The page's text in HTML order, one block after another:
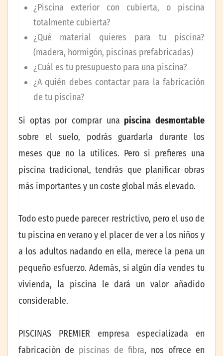
¿Piscina exterior con cubierta, o piscina
totalmente cubierta?
¿Qué material quieres para tu piscina?
(madera, hormigón, piscinas prefabricadas)
¿Cuál es tu presupuesto para una piscina?
¿A quién debes contactar para la fabricación
de tu piscina?
Si optas por comprar una piscina desmontable
sobre el suelo, podrás guardarla durante los
meses que no la utilices. Pero si prefieres una
piscina tradicional, tendrás que planificar obras
más importantes y un coste global más elevado.
Todo esto puede parecer restrictivo, pero el uso de
tu piscina en verano y el placer de ver a los niños y
a los adultos nadando en ella, merece la pena un
pequeño esfuerzo. Además, si algún día vendes tu
vivienda, la piscina le dará un valor añadido
considerable.
PISCINAS PREMIER empresa especializada en
fabricación de piscinas de fibra, nos ofrece en